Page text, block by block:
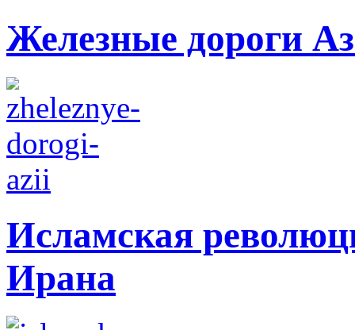
Железные дороги
Исламская
Ирана